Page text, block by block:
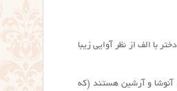
با الف از نظر آوایی زیبا
آنوشا و آرشین هستند (که